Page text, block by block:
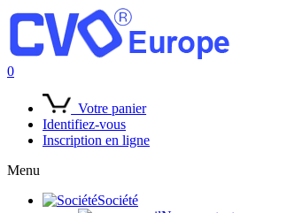
0
Votre panier
Identifiez-vous
Inscription en ligne
Menu
Société